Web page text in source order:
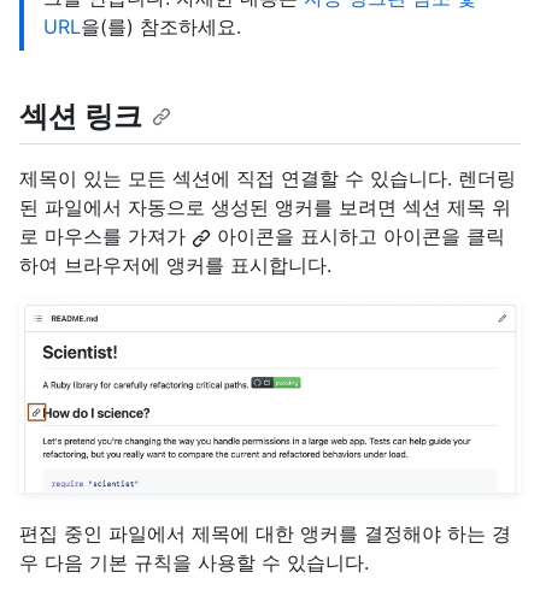
URL을(를) 참조하세요.
섹션 링크
제목이 있는 모든 섹션에 직접 연결할 수 있습니다. 렌더링
된 파일에서 자동으로 생성된 앵커를 보려면 섹션 제목 위
로 마우스를 가져가
아이콘을 표시하고 아이콘을 클릭
하여 브라우저에 앵커를 표시합니다.
편집 중인 파일에서 제목에 대한 앵커를 결정해야 하는 경
우 다음 기본 규칙을 사용할 수 있습니다.